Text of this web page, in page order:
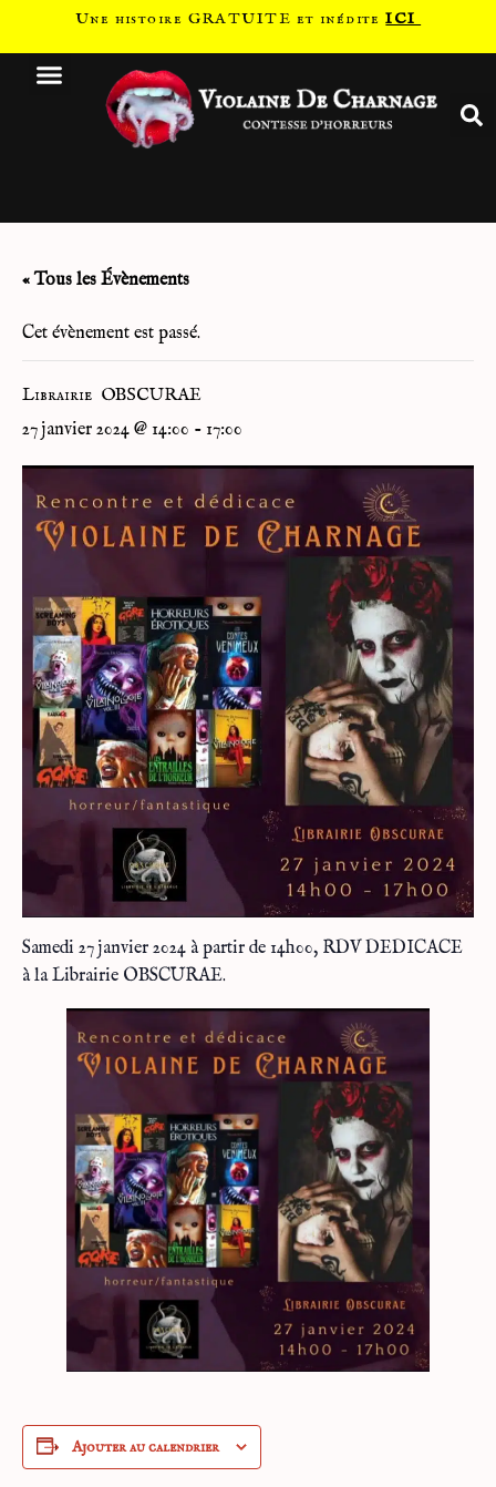
Une histoire GRATUITE et inéditeICI
« Tous les Évènements
Cet évènement est passé.
Librairie OBSCURAE
27 janvier 2024 @ 14:00 - 17:00
Samedi 27 janvier 2024 à partir de 14h00, RDV DEDICACE
à la Librairie OBSCURAE.
Ajouter au calendrier